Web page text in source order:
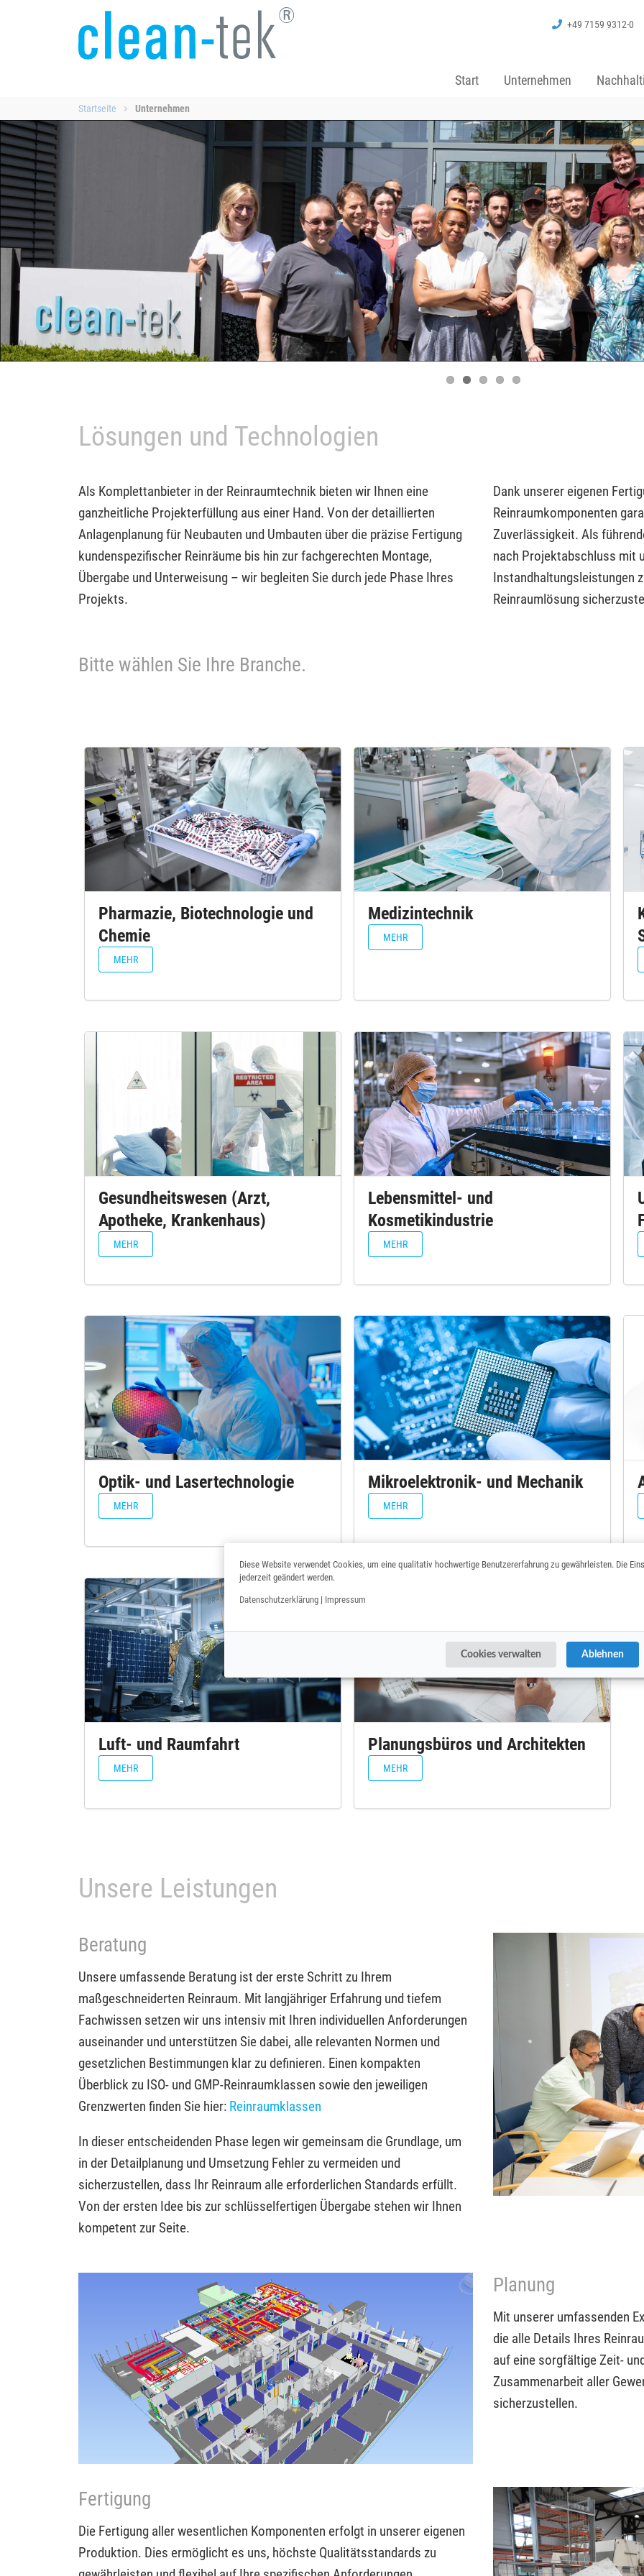
+49 7159 9312-0
Start Unternehmen
Startseite Unternehmen
Lösungen und Technologien
Als Komplettanbieter in der Reinraumtechnik bieten wir Ihnen eine
ganzheitliche Projekterfüllung aus einer Hand. Von der detaillierten
Anlagenplanung für Neubauten und Umbauten über die präzise Fertigung
kundenspezifischer Reinräume bis hin zur fachgerechten Montage,
Übergabe und Unterweisung – wir begleiten Sie durch jede Phase Ihres
Projekts.
Dank unserer eigenen
Reinraumkomponenten
Zuverlässigkeit. Als
nach Projektabschluss mit
Instandhaltungsleistungen
Reinraumlösung
Bitte wählen Sie Ihre Branche.
Pharmazie, Biotechnologie und
Chemie
MEHR
Medizintechnik
MEHR
Gesundheitswesen (Arzt,
Apotheke, Krankenhaus)
MEHR
Lebensmittel- und
Kosmetikindustrie
MEHR
Optik- und Lasertechnologie
MEHR
Mikroelektronik- und Mechanik
MEHR
Luft- und Raumfahrt
MEHR
Planungsbüros und Architekten
MEHR
Unsere Leistungen
Beratung
Unsere umfassende Beratung ist der erste Schritt zu Ihrem
maßgeschneiderten Reinraum. Mit langjähriger Erfahrung und tiefem
Fachwissen setzen wir uns intensiv mit Ihren individuellen Anforderungen
auseinander und unterstützen Sie dabei, alle relevanten Normen und
gesetzlichen Bestimmungen klar zu definieren. Einen kompakten
Überblick zu ISO- und GMP-Reinraumklassen sowie den jeweiligen
Grenzwerten finden Sie hier: Reinraumklassen
In dieser entscheidenden Phase legen wir gemeinsam die Grundlage, um
in der Detailplanung und Umsetzung Fehler zu vermeiden und
sicherzustellen, dass Ihr Reinraum alle erforderlichen Standards erfüllt.
Von der ersten Idee bis zur schlüsselfertigen Übergabe stehen wir Ihnen
kompetent zur Seite.
Planung
Mit unserer umfassenden
die alle Details Ihres
auf eine sorgfältige Zeit-
Zusammenarbeit aller
sicherzustellen.
Fertigung
Die Fertigung aller wesentlichen Komponenten erfolgt in unserer eigenen
Produktion. Dies ermöglicht es uns, höchste Qualitätsstandards zu
Diese Website verwendet Cookies, um eine qualitativ hochwertige Benutzererfahrung zu gewährleisten. Die
jederzeit geändert werden.
Datenschutzerklärung | Impressum
Cookies verwalten Ablehnen